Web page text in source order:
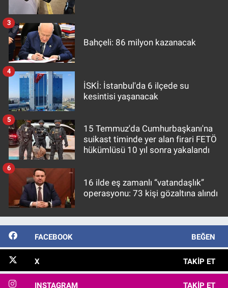
Bahçeli: 86 milyon kazanacak
3
İSKİ: İstanbul'da 6 ilçede su
kesintisi yaşanacak
4
15 Temmuz'da Cumhurbaşkanı'na
suikast timinde yer alan firari FETÖ
hükümlüsü 10 yıl sonra yakalandı
5
16 ilde eş zamanlı “vatandaşlık”
operasyonu: 73 kişi gözaltına alındı
6
FACEBOOK BEĞEN
X TAKIP ET
INSTAGRAM TAKIP ET